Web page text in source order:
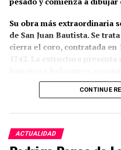
Su obra más extraordinaria
de San Juan Bautista. Se
cierra el coro, contratada en
1742. La estructura presenta
central por un gran remate
aparece una corona real
guirnaldas a otros ángeles
trompetas sobre el hierro.
CONTINUE
ACTUALIDAD